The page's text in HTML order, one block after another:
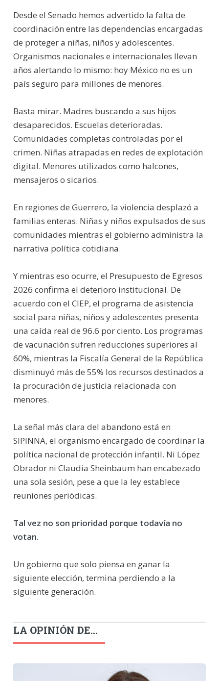
Desde el Senado hemos advertido la falta de
coordinación entre las dependencias encargadas
de proteger a niñas, niños y adolescentes.
Organismos nacionales e internacionales llevan
años alertando lo mismo: hoy México no es un
país seguro para millones de menores.
Basta mirar. Madres buscando a sus hijos
desaparecidos. Escuelas deterioradas.
Comunidades completas controladas por el
crimen. Niñas atrapadas en redes de explotación
digital. Menores utilizados como halcones,
mensajeros o sicarios.
En regiones de Guerrero, la violencia desplazó a
familias enteras. Niñas y niños expulsados de sus
comunidades mientras el gobierno administra la
narrativa política cotidiana.
Y mientras eso ocurre, el Presupuesto de Egresos
2026 confirma el deterioro institucional. De
acuerdo con el CIEP, el programa de asistencia
social para niñas, niños y adolescentes presenta
una caída real de 96.6 por ciento. Los programas
de vacunación sufren reducciones superiores al
60%, mientras la Fiscalía General de la República
disminuyó más de 55% los recursos destinados a
la procuración de justicia relacionada con
menores.
La señal más clara del abandono está en
SIPINNA, el organismo encargado de coordinar la
política nacional de protección infantil. Ni López
Obrador ni Claudia Sheinbaum han encabezado
una sola sesión, pese a que la ley establece
reuniones periódicas.
Tal vez no son prioridad porque todavía no
votan.
Un gobierno que solo piensa en ganar la
siguiente elección, termina perdiendo a la
siguiente generación.
LA OPINIÓN DE...